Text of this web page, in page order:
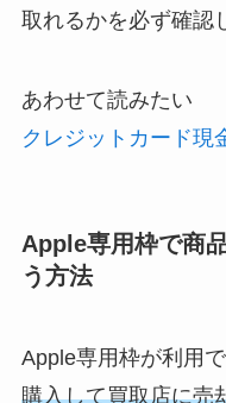
取れるかを必ず確認
あわせて読みたい
クレジットカード現
Apple専用枠で商
う方法
Apple専用枠が利用で
購入して買取店に売